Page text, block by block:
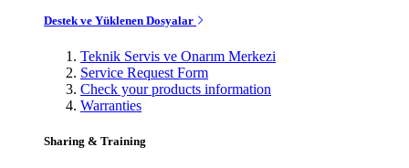
Destek ve Yüklenen Dosyalar
Teknik Servis ve Onarım Merkezi
Service Request Form
Check your products information
Warranties
Sharing & Training